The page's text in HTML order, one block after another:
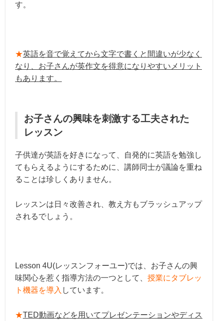
す。
★英語を音で覚えてから文字で書くと間違いが少なく
なり、お子さんが英作文を得意になりやすいメリット
もあります。
お子さんの興味を刺激する工夫された
レッスン
子供達が英語を好きになって、自発的に英語を勉強し
てもらえるようにするために、講師同士が議論を重ね
ることは珍しくありません。
レッスンは日々改善され、教え方もブラッシュアップ
されるでしょう。
Lesson 4U(レッスンフォーユー)では、お子さんの興
味関心を惹く指導方法の一つとして、 授業にタブレッ
ト機器を導入 しています。
★TED動画などを用いてプレゼンテーションやディス